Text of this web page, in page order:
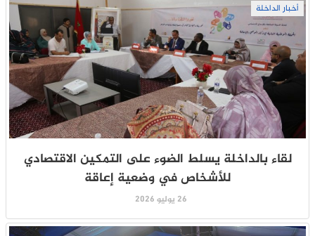
أخبار الداخلة
لقاء بالداخلة يسلط الضوء على التمكين الاقتصادي
للأشخاص في وضعية إعاقة
26 يوليو 2026